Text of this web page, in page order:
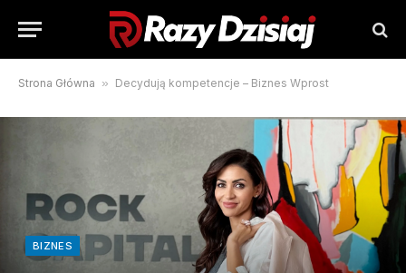
Strona Główna » Decydują kompetencje – Biznes Wprost
BIZNES